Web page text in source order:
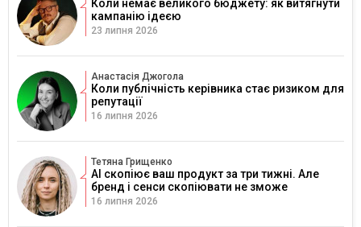
Коли немає великого бюджету: як витягнути
кампанію ідеєю
23 липня 2026
Анастасія Джогола
Коли публічність керівника стає ризиком для
репутації
16 липня 2026
Тетяна Грищенко
AI скопіює ваш продукт за три тижні. Але
бренд і сенси скопіювати не зможе
16 липня 2026